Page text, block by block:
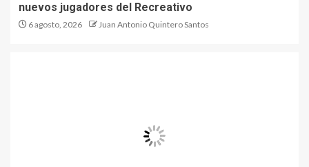
nuevos jugadores del Recreativo
6 agosto, 2026 Juan Antonio Quintero Santos